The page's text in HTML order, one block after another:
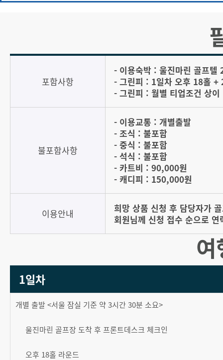
포함사항
- 이용숙박 : 울진마린 골프텔
- 그린피 : 1일차 오후 18홀 +
- 그린피 : 월별 티업조건 상
불포함사항
- 이용교통 : 개별출발
- 조식 : 불포함
- 중식 : 불포함
- 석식 : 불포함
- 카트비 : 90,000원
- 캐디피 : 150,000원
이용안내
희망 상품 신청 후 담당자가
회원님께 신청 접수 순으로
1일차
개별 출발 <서울 잠실 기준 약 3시간 30분 소요>
울진마린 골프장 도착 후 프론트데스크 체크인
오후 18홀 라운드